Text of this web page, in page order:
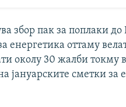
збор пак за поплаки до
енергетика оттаму
околу 30 жалби токму
јануарските сметки за